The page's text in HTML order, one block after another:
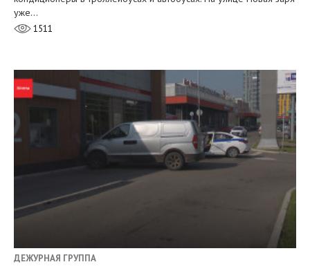
уже…
1511
ДЕЖУРНАЯ ГРУППА